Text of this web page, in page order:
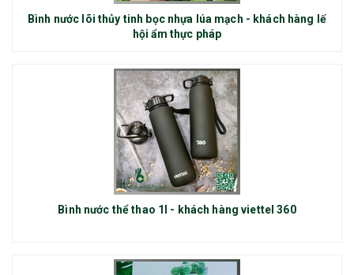
Bình nước lõi thủy tinh bọc nhựa lúa mạch - khách hàng lế
hội ẩm thực pháp
Bình nước thể thao 1l - khách hàng viettel 360